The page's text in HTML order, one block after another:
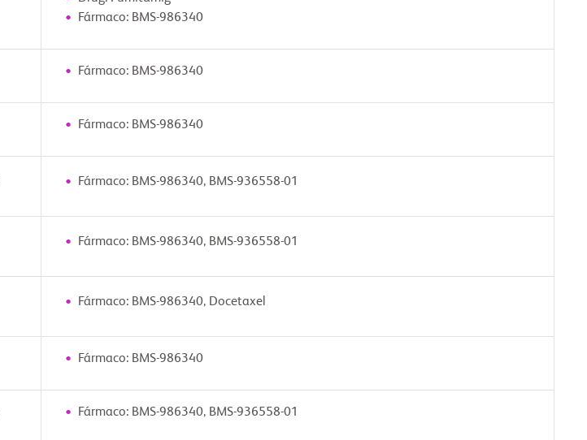
Fármaco: BMS-986340
Fármaco: BMS-986340
Fármaco: BMS-986340
Fármaco: BMS-986340, BMS-936558-01
Fármaco: BMS-986340, BMS-936558-01
Fármaco: BMS-986340, Docetaxel
Fármaco: BMS-986340
Fármaco: BMS-986340, BMS-936558-01